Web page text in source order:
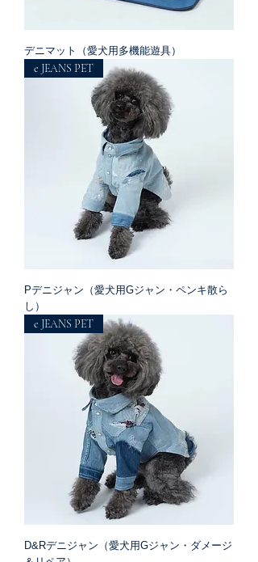
デニマット（愛犬用多機能遊具）
e JEANS PET
Pデニジャン（愛犬用Gジャン・ペンキ散ら
し）
e JEANS PET
D&Rデニジャン（愛犬用Gジャン・ダメージ